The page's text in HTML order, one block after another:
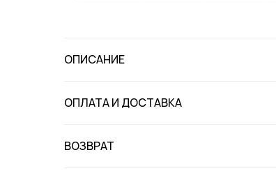
ОПИСАНИЕ
ОПЛАТА И ДОСТАВКА
ВОЗВРАТ